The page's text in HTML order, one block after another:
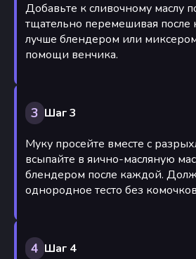
Добавьте к сливочному маслу
тщательно перемешивая после
лучше блендером или
помощи венчика.
3 Шаг 3
Муку просейте вместе с
всыпайте в яично-масляную
блендером после каждой.
однородное тесто без
4 Шаг 4